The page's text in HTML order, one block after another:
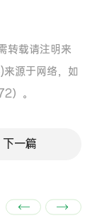
转载请注明来
源于网络，如
）。
下一篇